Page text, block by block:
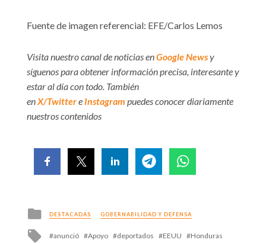
Fuente de imagen referencial: EFE/Carlos Lemos
Visita nuestro canal de noticias enGoogle Newsy
síguenos para obtener información precisa, interesante y
estar al día con todo. También
enX/Twittere Instagram puedes conocer diariamente
nuestros contenidos
Posted
in
DESTACADAS GOBERNABILIDAD Y DEFENSA
Tagged
anunció Apoyo deportados EEUU Honduras